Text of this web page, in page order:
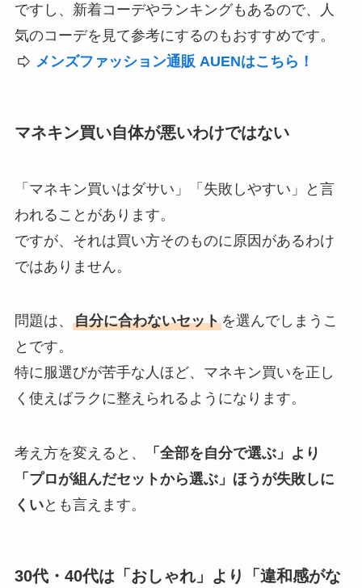
ですし、新着コーデやランキングもあるので、人
気のコーデを見て参考にするのもおすすめです。
メンズファッション通販 AUENはこちら！
マネキン買い自体が悪いわけではない
「マネキン買いはダサい」「失敗しやすい」と言
われることがあります。
ですが、それは買い方そのものに原因があるわけ
ではありません。
問題は、 自分に合わないセットを選んでしまうこ
とです。
特に服選びが苦手な人ほど、マネキン買いを正し
く使えばラクに整えられるようになります。
考え方を変えると、
「全部を自分で選ぶ」より
「プロが組んだセットから選ぶ」ほうが失敗しに
くいとも言えます。
30代・40代は「おしゃれ」より「違和感がな